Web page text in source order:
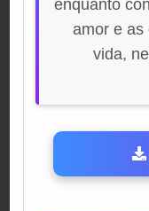
enquanto
amor e as
vida,